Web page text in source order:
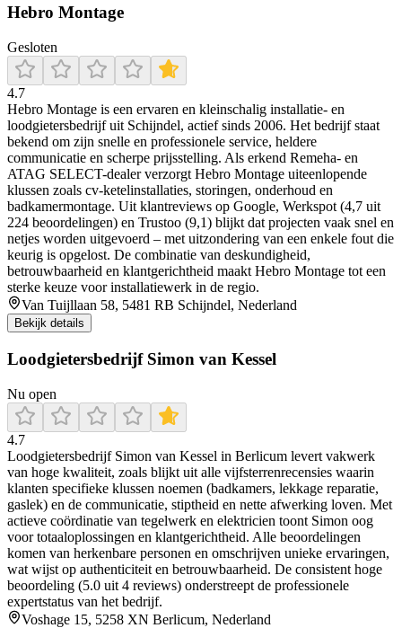
Hebro Montage
Gesloten
4.7
Hebro Montage is een ervaren en kleinschalig installatie- en
loodgietersbedrijf uit Schijndel, actief sinds 2006. Het bedrijf staat
bekend om zijn snelle en professionele service, heldere
communicatie en scherpe prijsstelling. Als erkend Remeha- en
ATAG SELECT-dealer verzorgt Hebro Montage uiteenlopende
klussen zoals cv-ketelinstallaties, storingen, onderhoud en
badkamermontage. Uit klantreviews op Google, Werkspot (4,7 uit
224 beoordelingen) en Trustoo (9,1) blijkt dat projecten vaak snel en
netjes worden uitgevoerd – met uitzondering van een enkele fout die
keurig is opgelost. De combinatie van deskundigheid,
betrouwbaarheid en klantgerichtheid maakt Hebro Montage tot een
sterke keuze voor installatiewerk in de regio.
Van Tuijllaan 58, 5481 RB Schijndel, Nederland
Bekijk details
Loodgietersbedrijf Simon van Kessel
Nu open
4.7
Loodgietersbedrijf Simon van Kessel in Berlicum levert vakwerk
van hoge kwaliteit, zoals blijkt uit alle vijfsterrenrecensies waarin
klanten specifieke klussen noemen (badkamers, lekkage reparatie,
gaslek) en de communicatie, stiptheid en nette afwerking loven. Met
actieve coördinatie van tegelwerk en elektricien toont Simon oog
voor totaaloplossingen en klantgerichtheid. Alle beoordelingen
komen van herkenbare personen en omschrijven unieke ervaringen,
wat wijst op authenticiteit en betrouwbaarheid. De consistent hoge
beoordeling (5.0 uit 4 reviews) onderstreept de professionele
expertstatus van het bedrijf.
Voshage 15, 5258 XN Berlicum, Nederland